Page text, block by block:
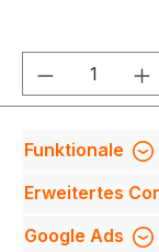
Produkt
Beschreibung
Funktionale
Erweitertes
Google Ads